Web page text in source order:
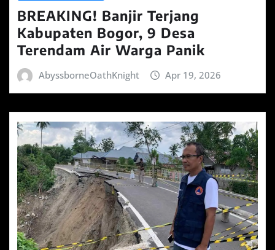
BREAKING! Banjir Terjang
Kabupaten Bogor, 9 Desa
Terendam Air Warga Panik
AbyssborneOathKnight Apr 19, 2026